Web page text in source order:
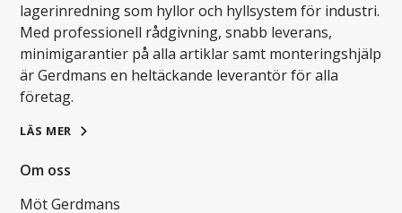
lagerinredning som hyllor och hyllsystem för industri.
Med professionell rådgivning, snabb leverans,
minimigarantier på alla artiklar samt monteringshjälp
är Gerdmans en heltäckande leverantör för alla
företag.
LÄS MER
Om oss
Möt Gerdmans